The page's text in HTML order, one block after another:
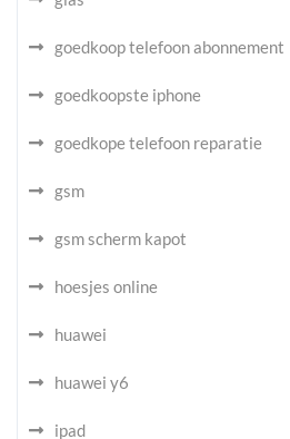
goedkoop telefoon abonnement
goedkoopste iphone
goedkope telefoon reparatie
gsm
gsm scherm kapot
hoesjes online
huawei
huawei y6
ipad